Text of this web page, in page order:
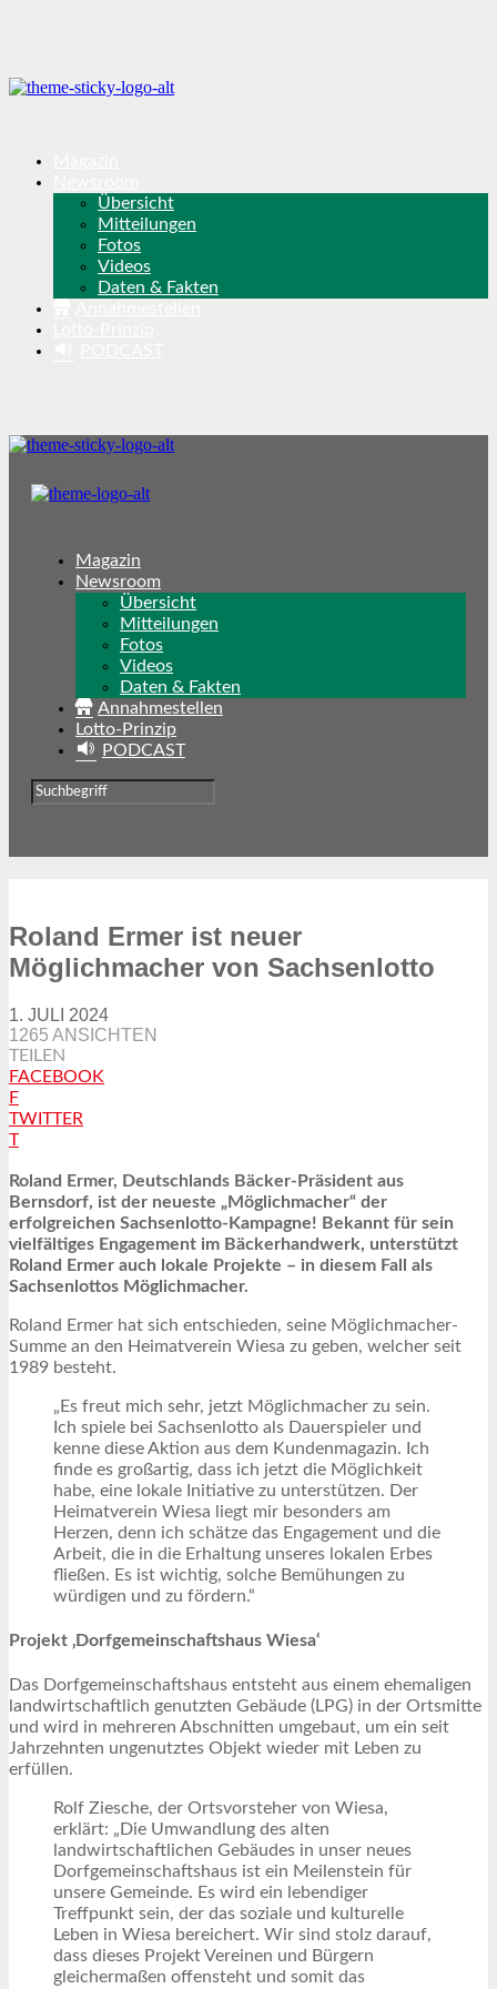
Übersicht
Mitteilungen
Fotos
Videos
Daten & Fakten
Magazin
Newsroom
Übersicht
Mitteilungen
Fotos
Videos
Daten & Fakten
Annahmestellen
Lotto-Prinzip
PODCAST
Roland Ermer ist neuer
Möglichmacher von Sachsenlotto
1. JULI 2024
1265 ANSICHTEN
TEILEN
FACEBOOK
F
TWITTER
T
Roland Ermer, Deutschlands Bäcker-Präsident aus
Bernsdorf, ist der neueste „Möglichmacher“ der
erfolgreichen Sachsenlotto-Kampagne! Bekannt für sein
vielfältiges Engagement im Bäckerhandwerk, unterstützt
Roland Ermer auch lokale Projekte – in diesem Fall als
Sachsenlottos Möglichmacher.
Roland Ermer hat sich entschieden, seine Möglichmacher-
Summe an den Heimatverein Wiesa zu geben, welcher seit
1989 besteht.
„Es freut mich sehr, jetzt Möglichmacher zu sein.
Ich spiele bei Sachsenlotto als Dauerspieler und
kenne diese Aktion aus dem Kundenmagazin. Ich
finde es großartig, dass ich jetzt die Möglichkeit
habe, eine lokale Initiative zu unterstützen. Der
Heimatverein Wiesa liegt mir besonders am
Herzen, denn ich schätze das Engagement und die
Arbeit, die in die Erhaltung unseres lokalen Erbes
fließen. Es ist wichtig, solche Bemühungen zu
würdigen und zu fördern.“
Projekt ‚Dorfgemeinschaftshaus Wiesa‘
Das Dorfgemeinschaftshaus entsteht aus einem ehemaligen
landwirtschaftlich genutzten Gebäude (LPG) in der Ortsmitte
und wird in mehreren Abschnitten umgebaut, um ein seit
Jahrzehnten ungenutztes Objekt wieder mit Leben zu
erfüllen.
Rolf Ziesche, der Ortsvorsteher von Wiesa,
erklärt: „Die Umwandlung des alten
landwirtschaftlichen Gebäudes in unser neues
Dorfgemeinschaftshaus ist ein Meilenstein für
unsere Gemeinde. Es wird ein lebendiger
Treffpunkt sein, der das soziale und kulturelle
Leben in Wiesa bereichert. Wir sind stolz darauf,
dass dieses Projekt Vereinen und Bürgern
gleichermaßen offensteht und somit das